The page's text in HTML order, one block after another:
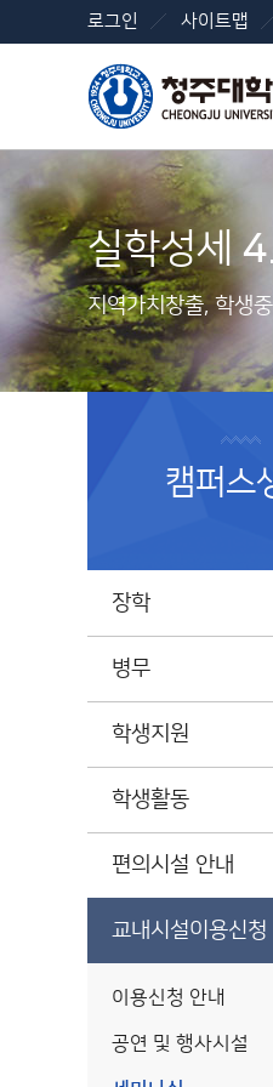
로그인 사이트맵
실학성세
지역가치창출, 학생
캠퍼스
장학
병무
학생지원
학생활동
편의시설 안내
교내시설이용신청
이용신청 안내
공연 및 행사시설